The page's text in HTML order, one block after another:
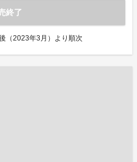
終了
（2023年3月）より順次